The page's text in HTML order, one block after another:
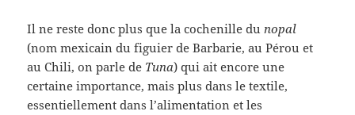
Il ne reste donc plus que la cochenille dunopal
(nom mexicain du figuier de Barbarie, au Pérou et
au Chili, on parle de Tuna) qui ait encore une
certaine importance, mais plus dans le textile,
essentiellement dans l’alimentation et les